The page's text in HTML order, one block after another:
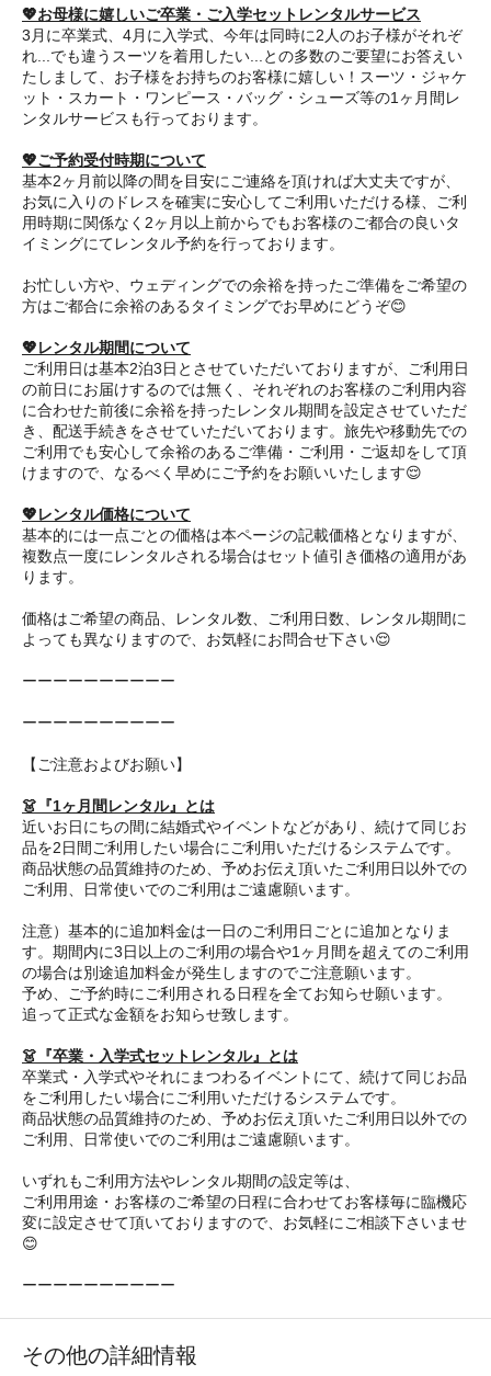
💖お母様に嬉しいご卒業・ご入学セットレンタルサービス
3月に卒業式、4月に入学式、今年は同時に2人のお子様がそれぞ
れ...でも違うスーツを着用したい...との多数のご要望にお答えい
たしまして、お子様をお持ちのお客様に嬉しい！スーツ・ジャケ
ット・スカート・ワンピース・バッグ・シューズ等の1ヶ月間レ
ンタルサービスも行っております。
💖ご予約受付時期について
基本2ヶ月前以降の間を目安にご連絡を頂ければ大丈夫ですが、
お気に入りのドレスを確実に安心してご利用いただける様、ご利
用時期に関係なく2ヶ月以上前からでもお客様のご都合の良いタ
イミングにてレンタル予約を行っております。
お忙しい方や、ウェディングでの余裕を持ったご準備をご希望の
方はご都合に余裕のあるタイミングでお早めにどうぞ😊
💖レンタル期間について
ご利用日は基本2泊3日とさせていただいておりますが、ご利用日
の前日にお届けするのでは無く、それぞれのお客様のご利用内容
に合わせた前後に余裕を持ったレンタル期間を設定させていただ
き、配送手続きをさせていただいております。旅先や移動先での
ご利用でも安心して余裕のあるご準備・ご利用・ご返却をして頂
けますので、なるべく早めにご予約をお願いいたします😌
💖レンタル価格について
基本的には一点ごとの価格は本ページの記載価格となりますが、
複数点一度にレンタルされる場合はセット値引き価格の適用があ
ります。
価格はご希望の商品、レンタル数、ご利用日数、レンタル期間に
よっても異なりますので、お気軽にお問合せ下さい😌
ーーーーーーーーーー
ーーーーーーーーーー
【ご注意およびお願い】
👗『1ヶ月間レンタル』とは
近いお日にちの間に結婚式やイベントなどがあり、続けて同じお
品を2日間ご利用したい場合にご利用いただけるシステムです。
商品状態の品質維持のため、予めお伝え頂いたご利用日以外での
ご利用、日常使いでのご利用はご遠慮願います。
注意）基本的に追加料金は一日のご利用日ごとに追加となりま
す。期間内に3日以上のご利用の場合や1ヶ月間を超えてのご利用
の場合は別途追加料金が発生しますのでご注意願います。
予め、ご予約時にご利用される日程を全てお知らせ願います。
追って正式な金額をお知らせ致します。
👗『卒業・入学式セットレンタル』とは
卒業式・入学式やそれにまつわるイベントにて、続けて同じお品
をご利用したい場合にご利用いただけるシステムです。
商品状態の品質維持のため、予めお伝え頂いたご利用日以外での
ご利用、日常使いでのご利用はご遠慮願います。
いずれもご利用方法やレンタル期間の設定等は、
ご利用用途・お客様のご希望の日程に合わせてお客様毎に臨機応
変に設定させて頂いておりますので、お気軽にご相談下さいませ
😊
ーーーーーーーーーー
その他の詳細情報